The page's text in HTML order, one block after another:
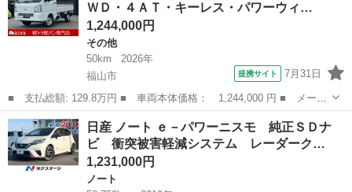
ール 両側ス...
ＷＤ・４ＡＴ・キーレス・パワーウィ…
1,244,000円
その他
50km
2026年
福山市
提携サイト 7月31日
■ 支払総額: 129.8万円 ■ 車両本体価格： 1,244,000 円 ■ メーカ
ー名： 日産 ■ 車種名： クリッパートラック ■ グレード名：
ＤＸ 未使用車・２ＷＤ・４ＡＴ・キーレス・パワーウィンドウ・障
害物セン...
広島 福山市 その他
日産 ノート ｅ－パワーニスモ 純正ＳＤナ
ビ 衝突被害軽減システム レーダーク…
1,231,000円
ノート